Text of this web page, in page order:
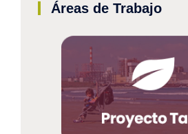
Áreas de Trabajo